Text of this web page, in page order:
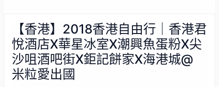
【香港】2018香港自由行｜香港君
悅酒店X華星冰室X潮興魚蛋粉X尖
沙咀酒吧街X鉅記餅家X海港城@
米粒愛出國
【香
港】
2018
香
港